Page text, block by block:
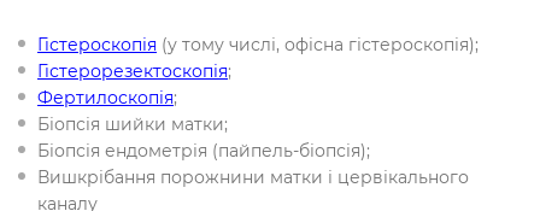
Гістероскопія (у тому числі, офісна гістероскопія);
Гістерорезектоскопія;
Фертилоскопія;
Біопсія шийки матки;
Біопсія ендометрія (пайпель-біопсія);
Вишкрібання порожнини матки і цервікального
каналу